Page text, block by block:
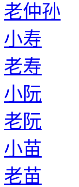
老仲孙
小寿
老寿
小阮
老阮
小苗
老苗